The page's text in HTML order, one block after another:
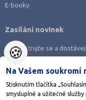
E-booky
Zasílání novinek
Zaregistrujte se a
🍪
Na Vašem soukromí
Stisknutím tlačítka
smysluplné a užitečné